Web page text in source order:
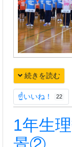
続きを読む
☝いいね！ 22
1年生